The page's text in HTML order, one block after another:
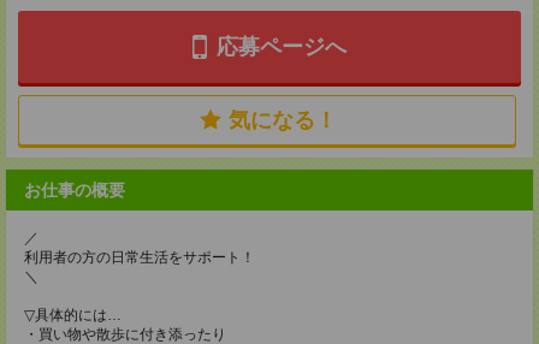
応募ページへ
気になる！
お仕事の概要
／
利用者の方の日常生活をサポート！
＼
▽具体的には…
・買い物や散歩に付き添ったり